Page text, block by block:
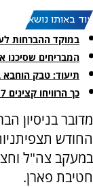
עוד באותו נושא:
במוקד ההברחות
המבריחים שסיכנו
תיעוד: טבק
כך הרוויחו קצינים 7 מיליון ש"ח מהברחות
מדובר בניסיון
החודש
במעקב צה"ל
חטיבת פארן.